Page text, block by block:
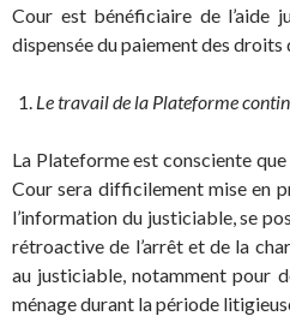
Cour est bénéficiaire de l’aide
dispensée du paiement des droits
Le travail de la Plateforme
La Plateforme est consciente
Cour sera difficilement mise en
l’information du justiciable, se
rétroactive de l’arrêt et de la
au justiciable, notamment pour
ménage durant la période